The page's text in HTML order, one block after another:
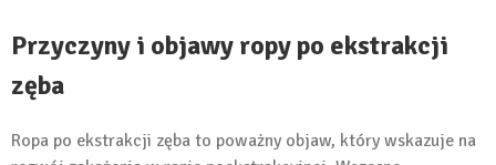
Przyczyny i objawy ropy po ekstrakcji
zęba
Ropa po ekstrakcji zęba to poważny objaw, który wskazuje na